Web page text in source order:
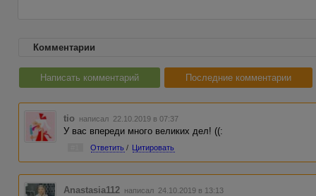
Комментарии
Написать комментарий Последние комментарии
tio написал 22.10.2019 в 07:37
У вас впереди много великих дел! ((:
Ответить / Цитировать
Anastasia112 написал 24.10.2019 в 13:13